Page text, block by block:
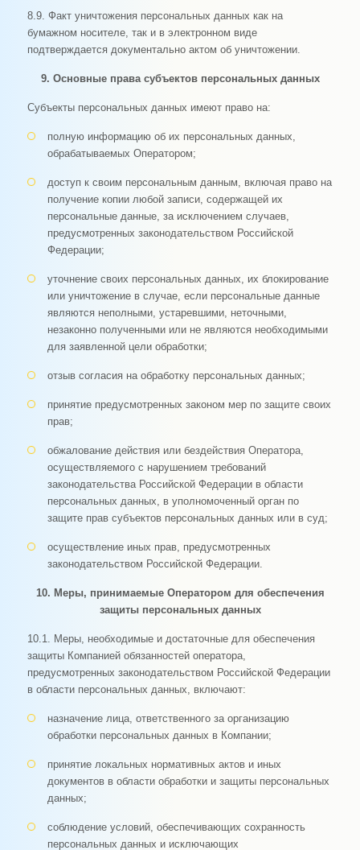
8.9. Факт уничтожения персональных данных как на
бумажном носителе, так и в электронном виде
подтверждается документально актом об уничтожении.
9. Основные права субъектов персональных данных
Субъекты персональных данных имеют право на:
полную информацию об их персональных данных,
обрабатываемых Оператором;
доступ к своим персональным данным, включая право на
получение копии любой записи, содержащей их
персональные данные, за исключением случаев,
предусмотренных законодательством Российской
Федерации;
уточнение своих персональных данных, их блокирование
или уничтожение в случае, если персональные данные
являются неполными, устаревшими, неточными,
незаконно полученными или не являются необходимыми
для заявленной цели обработки;
отзыв согласия на обработку персональных данных;
принятие предусмотренных законом мер по защите своих
прав;
обжалование действия или бездействия Оператора,
осуществляемого с нарушением требований
законодательства Российской Федерации в области
персональных данных, в уполномоченный орган по
защите прав субъектов персональных данных или в суд;
осуществление иных прав, предусмотренных
законодательством Российской Федерации.
10. Меры, принимаемые Оператором для обеспечения
защиты персональных данных
10.1. Меры, необходимые и достаточные для обеспечения
защиты Компанией обязанностей оператора,
предусмотренных законодательством Российской Федерации
в области персональных данных, включают:
назначение лица, ответственного за организацию
обработки персональных данных в Компании;
принятие локальных нормативных актов и иных
документов в области обработки и защиты персональных
данных;
соблюдение условий, обеспечивающих сохранность
персональных данных и исключающих